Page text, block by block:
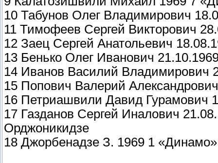
10 Табунов Олег Владимирович
11 Тимофеев Сергей Викторович
12 Заец Сергей Анатольевич
13 Бенько Олег Иванович
14 Иванов Василий Владимирович
15 Попович Валерий
16 Петриашвили Давид Гурамович
17 Газданов Сергей Иналович
Орджоникидзе
18 Джорбенадзе З. 1969 1